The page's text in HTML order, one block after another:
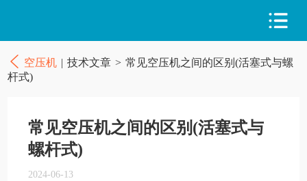
空压机 | 技术文章 > 常见空压机之间的区别(活塞式与螺
杆式)
常见空压机之间的区别(活塞式与
螺杆式)
2024-06-13